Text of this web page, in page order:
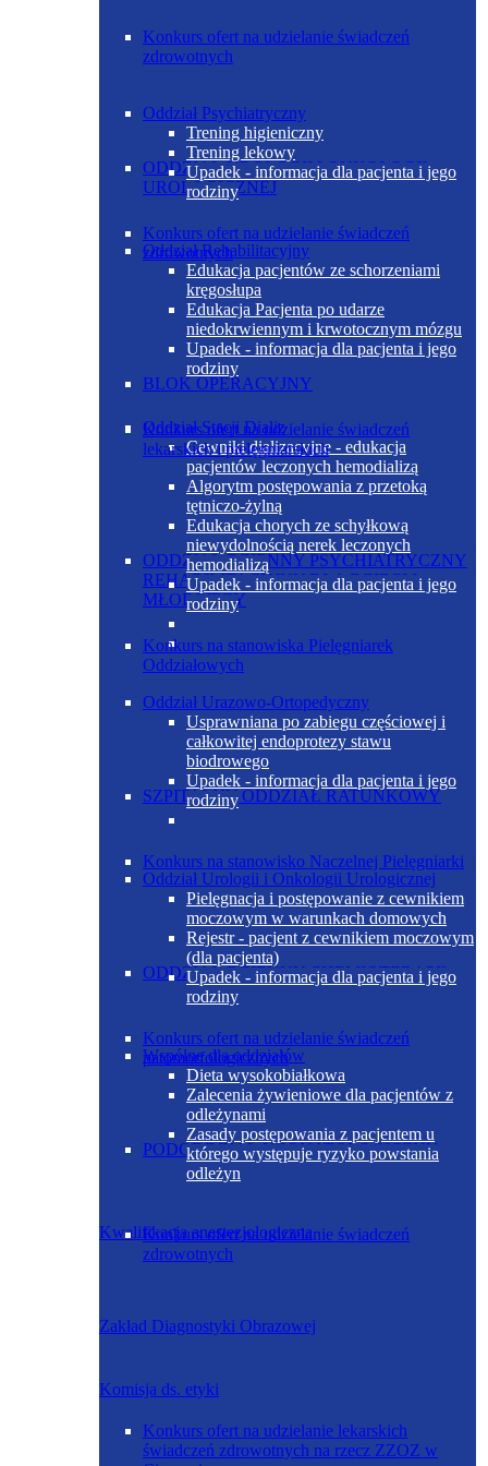
ODDZIAŁ UROLOGII I ONKOLOGII
UROLOGICZNEJ
BLOK OPERACYJNY
ODDZIAŁ DZIENNY PSYCHIATRYCZNY
REHABILITACYJNY DLA DZIECI I
MŁODZIEŻY
SZPITALNY ODDZIAŁ RATUNKOWY
ODDZIAŁ DZIENNY CHEMIOTERAPII
PODODDZIAŁ NEONATOLOGICZNY
Zakład Diagnostyki Obrazowej
Oddział Psychiatryczny
Trening higieniczny
Trening lekowy
Upadek - informacja dla pacjenta i jego
rodziny
Oddział Rehabilitacyjny
Edukacja pacjentów ze schorzeniami
kręgosłupa
Edukacja Pacjenta po udarze
niedokrwiennym i krwotocznym mózgu
Upadek - informacja dla pacjenta i jego
rodziny
Oddział Stacji Dializ
Cewniki dializacyjne - edukacja
pacjentów leczonych hemodializą
Algorytm postępowania z przetoką
tętniczo-żylną
Edukacja chorych ze schyłkową
niewydolnością nerek leczonych
hemodializą
Upadek - informacja dla pacjenta i jego
rodziny
Oddział Urazowo-Ortopedyczny
Usprawniana po zabiegu częściowej i
całkowitej endoprotezy stawu
biodrowego
Upadek - informacja dla pacjenta i jego
rodziny
Oddział Urologii i Onkologii Urologicznej
Pielęgnacja i postępowanie z cewnikiem
moczowym w warunkach domowych
Rejestr - pacjent z cewnikiem moczowym
(dla pacjenta)
Upadek - informacja dla pacjenta i jego
rodziny
Wspólne dla oddziałów
Dieta wysokobiałkowa
Zalecenia żywieniowe dla pacjentów z
odleżynami
Zasady postępowania z pacjentem u
którego występuje ryzyko powstania
odleżyn
Kwalifikacja anestezjologiczna
Komisja ds. etyki
Konkurs ofert na udzielanie świadczeń
zdrowotnych
Konkurs ofert na udzielanie świadczeń
zdrowotnych
Konkurs ofert na udzielanie świadczeń
lekarskich i pielęgniarskich
Konkurs na stanowiska Pielęgniarek
Oddziałowych
Konkurs na stanowisko Naczelnej Pielęgniarki
Konkurs ofert na udzielanie świadczeń
patomorfologicznych
Konkurs ofert na udzielanie świadczeń
zdrowotnych
Konkurs ofert na udzielanie lekarskich
świadczeń zdrowotnych na rzecz ZZOZ w